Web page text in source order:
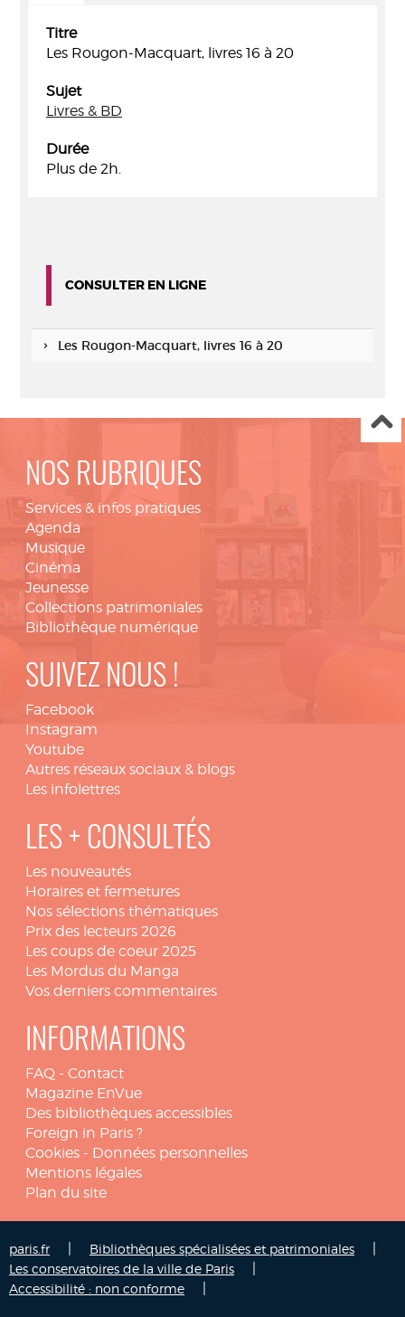
Titre
Les Rougon-Macquart, livres 16 à 20
Sujet
Livres & BD
Durée
Plus de 2h.
CONSULTER EN LIGNE
Les Rougon-Macquart, livres 16 à 20
NOS RUBRIQUES
Services & infos pratiques
Agenda
Musique
Cinéma
Jeunesse
Collections patrimoniales
Bibliothèque numérique
SUIVEZ NOUS !
Facebook
Instagram
Youtube
Autres réseaux sociaux & blogs
Les infolettres
LES + CONSULTÉS
Les nouveautés
Horaires et fermetures
Nos sélections thématiques
Prix des lecteurs 2026
Les coups de coeur 2025
Les Mordus du Manga
Vos derniers commentaires
INFORMATIONS
FAQ - Contact
Magazine EnVue
Des bibliothèques accessibles
Foreign in Paris ?
Cookies - Données personnelles
Mentions légales
Plan du site
paris.fr Bibliothèques spécialisées et patrimoniales
Les conservatoires de la ville de Paris
Accessibilité : non conforme